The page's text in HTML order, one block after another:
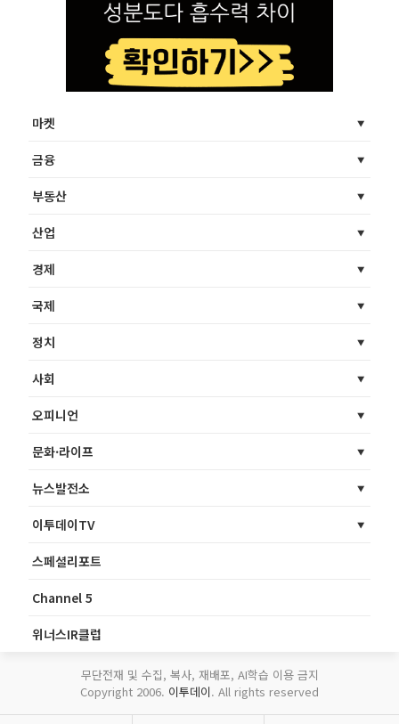
마켓
금융
부동산
산업
경제
국제
정치
사회
오피니언
문화·라이프
뉴스발전소
이투데이TV
스페셜리포트
Channel 5
위너스IR클럽
무단전재 및 수집, 복사, 재배포, AI학습 이용 금지
Copyright 2006. 이투데이. All rights reserved